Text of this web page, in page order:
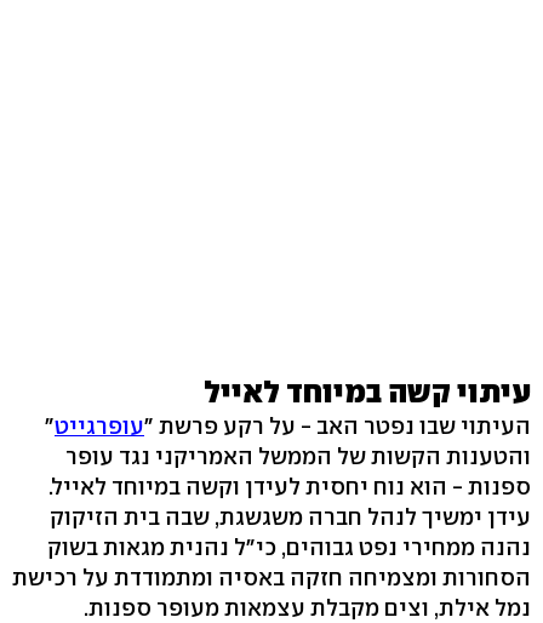
עיתוי קשה במיוחד לאייל
העיתוי שבו נפטר האב - על רקע פרשת "עופרגייט"
והטענות הקשות של הממשל האמריקני נגד עופר
ספנות - הוא נוח יחסית לעידן וקשה במיוחד לאייל.
עידן ימשיך לנהל חברה משגשגת, שבה בית הזיקוק
נהנה ממחירי נפט גבוהים, כי"ל נהנית מגאות בשוק
הסחורות ומצמיחה חזקה באסיה ומתמודדת על רכישת
נמל אילת, וצים מקבלת עצמאות מעופר ספנות.